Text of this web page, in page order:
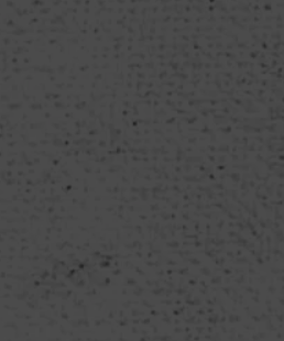
Die Maßnahmen der schwarz-roten
diesen massiven...